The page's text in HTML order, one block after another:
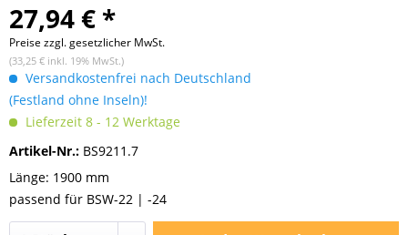
27,94 € *
Preise zzgl. gesetzlicher MwSt.
(33,25 € inkl. 19% MwSt.)
Versandkostenfrei nach Deutschland
(Festland ohne Inseln)!
Lieferzeit 8 - 12 Werktage
Artikel-Nr.: BS9211.7
Länge: 1900 mm
passend für BSW-22 | -24